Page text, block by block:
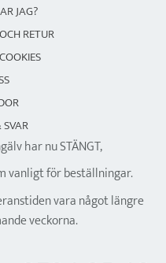
JAG?
RETUR
har nu STÄNGT,
vanligt för beställningar.
vara något längre
veckorna.